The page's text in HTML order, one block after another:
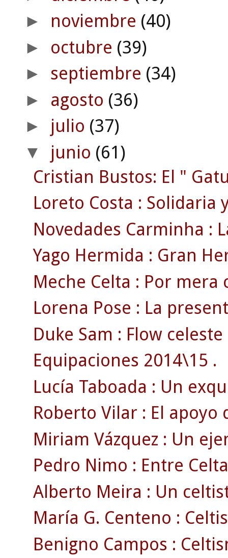
► noviembre (40)
► octubre (39)
► septiembre (34)
► agosto (36)
► julio (37)
▼ junio (61)
Cristian Bustos: El "
Loreto Costa : Solidaria
Novedades Carminha :
Yago Hermida : Gran
Meche Celta : Por mera
Lorena Pose : La
Duke Sam : Flow celeste
Equipaciones 2014\15 .
Lucía Taboada : Un
Roberto Vilar : El apoyo
Miriam Vázquez : Un
Pedro Nimo : Entre
Alberto Meira : Un
María G. Centeno :
Benigno Campos :